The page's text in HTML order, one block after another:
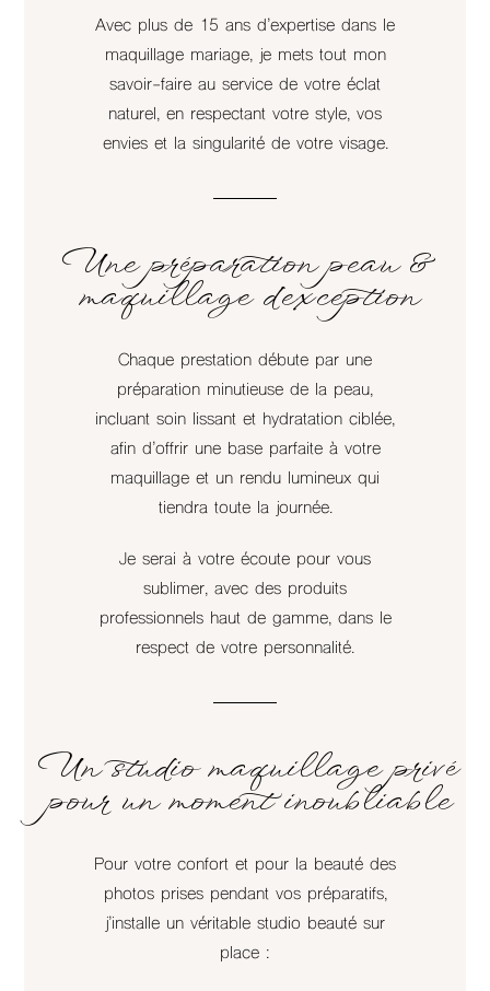
Avec plus de 15 ans d’expertise dans le
maquillage mariage, je mets tout mon
savoir-faire au service de votre éclat
naturel, en respectant votre style, vos
envies et la singularité de votre visage.
Une préparation peau &
maquillage d’exception
Chaque prestation débute par une
préparation minutieuse de la peau,
incluant soin lissant et hydratation ciblée,
afin d’offrir une base parfaite à votre
maquillage et un rendu lumineux qui
tiendra toute la journée.
Je serai à votre écoute pour vous
sublimer, avec des produits
professionnels haut de gamme, dans le
respect de votre personnalité.
Un studio maquillage privé
pour un moment inoubliable
Pour votre confort et pour la beauté des
photos prises pendant vos préparatifs,
j’installe un véritable studio beauté sur
place :